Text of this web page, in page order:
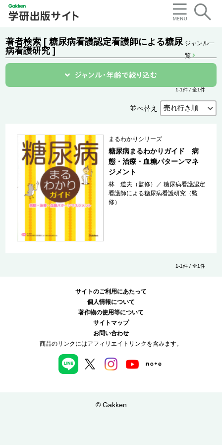
著者検索 [ 糖尿病看護認定看護師による糖尿
病看護研究 ]
ジャンル一
覧
1-1件 / 全1件
並べ替え
まるわかりシリーズ
糖尿病まるわかりガイド 病
態・治療・血糖パターンマネ
ジメント
林 道夫（監修） ／糖尿病看護認定
看護師による糖尿病看護研究（監
修）
1-1件 / 全1件
サイトのご利用にあたって
個人情報について
著作物の使用等について
サイトマップ
お問い合わせ
商品のリンクにはアフィリエイトリンクを含みます。
© Gakken